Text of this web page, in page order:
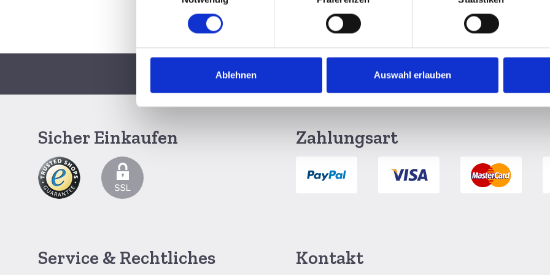
Ablehnen Auswahl erlauben
Schnelle Lieferung per DHL 6 Monate Widerrufsrecht
Sicher Einkaufen Zahlungsart
Service & Rechtliches Kontakt